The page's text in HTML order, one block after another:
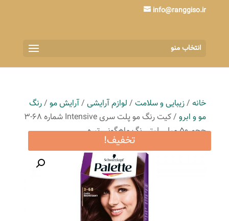
info@ranggiso.ir
انتخاب منو
خانه/زیبایی و سلامت/ لوازم آرایشی/آرایش مو/رنگ
مو و ابرو
/ کیت رنگ مو پلت سری Intensive شماره 68-3
حجم 50 میلی لیتر رنگ ماهگونی تیره
تخفیف!